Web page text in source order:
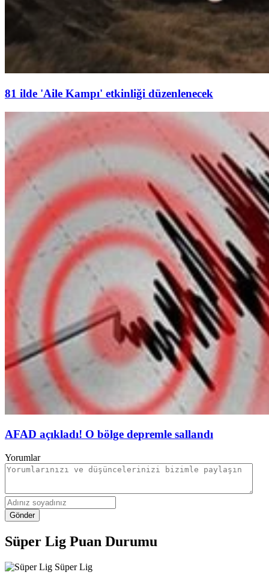
81 ilde 'Aile Kampı' etkinliği düzenlenecek
AFAD açıkladı! O bölge depremle sallandı
Yorumlar
Gönder
Süper Lig Puan Durumu
Süper Lig